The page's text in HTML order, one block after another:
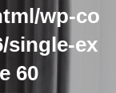
wp-co
single-ex
60